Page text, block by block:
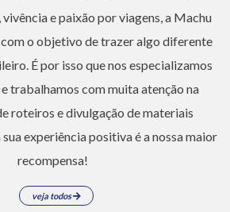
e paixão por viagens, a Machu
o objetivo de trazer algo diferente
É por isso que nos especializamos
trabalhamos com muita atenção na
roteiros e divulgação de materiais
experiência positiva é a nossa maior
recompensa!
veja todos